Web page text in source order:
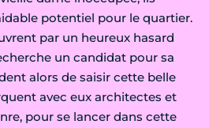
potentiel pour le quartier.
par un heureux hasard
un candidat pour sa
alors de saisir cette belle
avec eux architectes et
pour se lancer dans cette